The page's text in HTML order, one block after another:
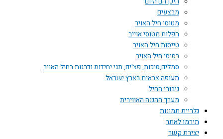
מבצעים
מטוסי חיל האויר
הפלות מטוסי אוייב
טייסות חיל האויר
בסיסי חיל האויר
סמלים,סיכות, פצ'ים, תגי יחידות ודרגות בחיל האויר
תעופה צבאית בארץ ישראל
גיבורי החיל
מערך ההגנה האווירית
גלריית תמונות
תירמו לאתר
יצירת קשר